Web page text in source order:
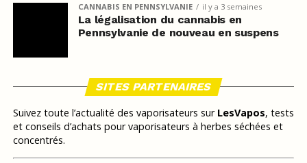
CANNABIS EN PENNSYLVANIE il y a 3 semaines
La légalisation du cannabis en
Pennsylvanie de nouveau en suspens
SITES PARTENAIRES
Suivez toute l’actualité des vaporisateurs sur LesVapos, tests
et conseils d’achats pour vaporisateurs à herbes séchées et
concentrés.